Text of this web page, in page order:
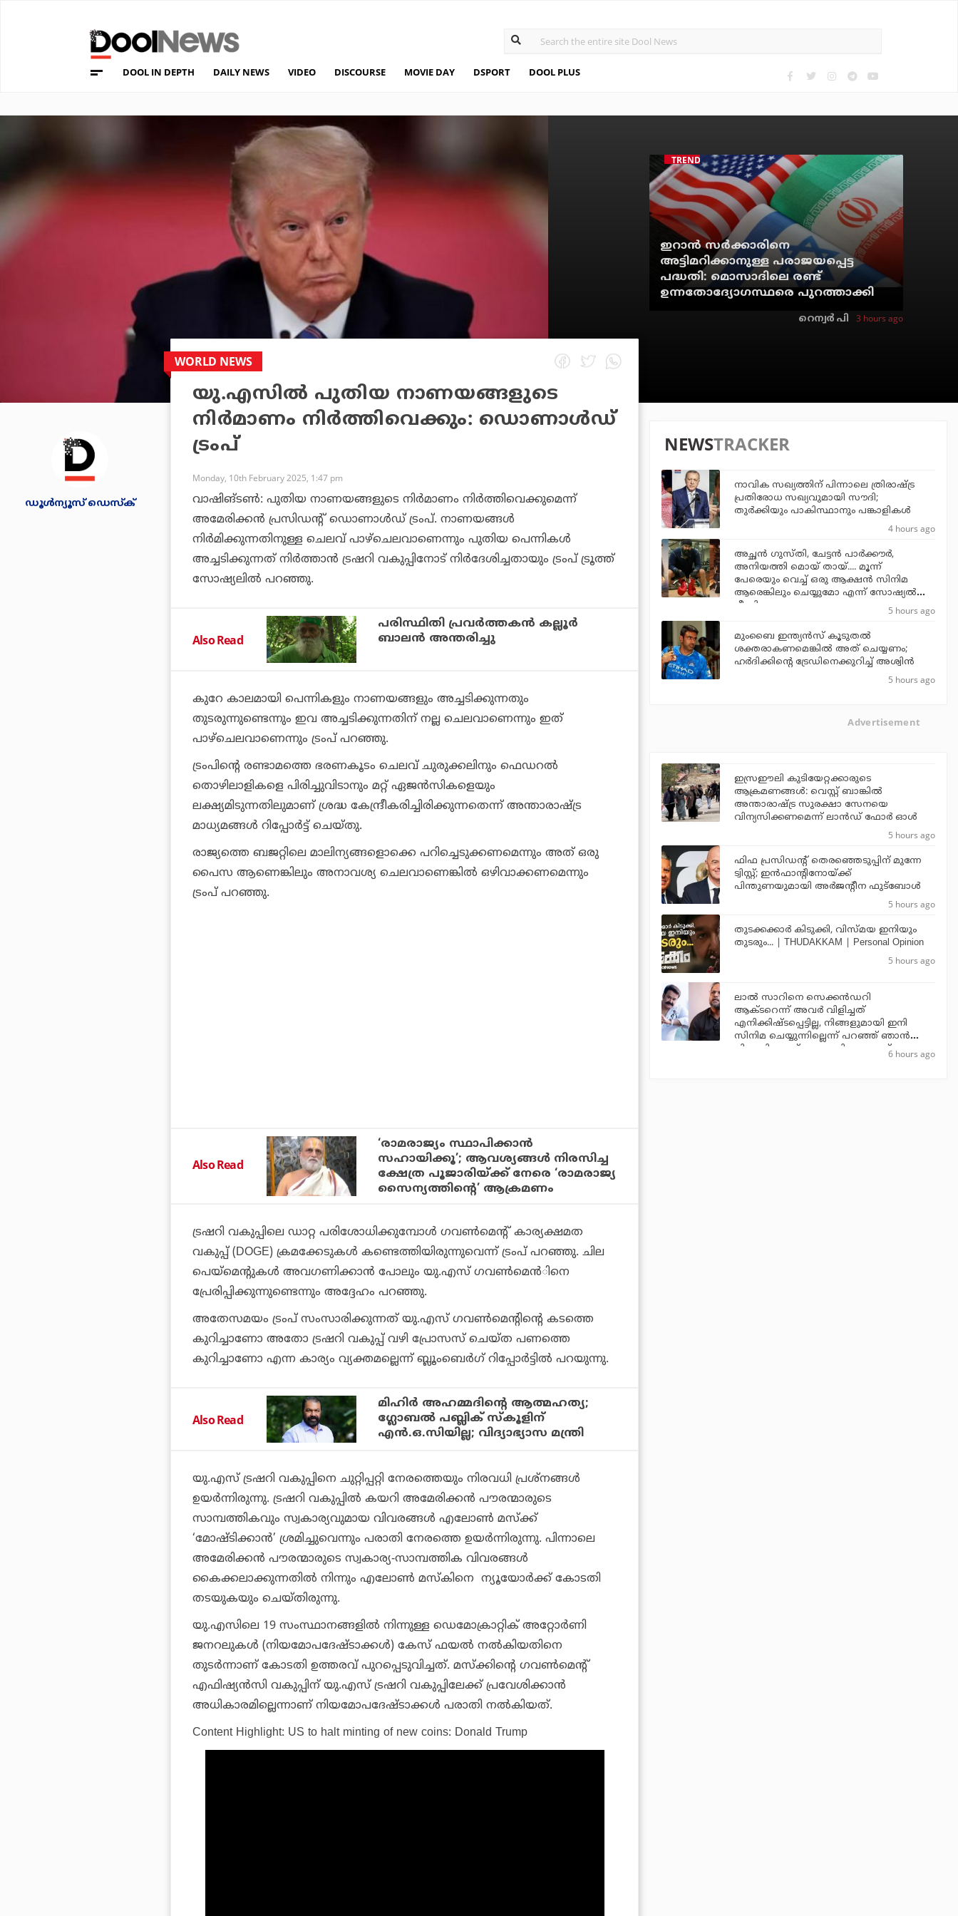
DOOL IN DEPTH DAILY NEWS VIDEO DISCOURSE MOVIE DAY DSPORT DOOL PLUS
TRENDING
ഇറാന്‍ സര്‍ക്കാരിനെ
അട്ടിമറിക്കാനുള്ള പരാജയപ്പെട്ട
പദ്ധതി: മൊസാദിലെ രണ്ട്
ഉന്നതോദ്യോഗസ്ഥരെ പുറത്താക്കി
റെന്വര്‍ പി 3 hours ago
ഡൂള്‍ന്യൂസ് ഡെസ്‌ക്
WORLD NEWS
യു.എസില്‍ പുതിയ നാണയങ്ങളുടെ
നിര്‍മാണം നിര്‍ത്തിവെക്കും: ഡൊണാള്‍ഡ്
ട്രംപ്
Monday, 10th February 2025, 1:47 pm
വാഷിങ്ടണ്‍: പുതിയ നാണയങ്ങളുടെ നിര്‍മാണം നിര്‍ത്തിവെക്കുമെന്ന്
അമേരിക്കന്‍ പ്രസിഡന്റ് ഡൊണാള്‍ഡ് ട്രംപ്. നാണയങ്ങള്‍
നിര്‍മിക്കുന്നതിനുള്ള ചെലവ് പാഴ്‌ചെലവാണെന്നും പുതിയ പെന്നികള്‍
അച്ചടിക്കുന്നത് നിര്‍ത്താന്‍ ട്രഷറി വകുപ്പിനോട് നിര്‍ദേശിച്ചതായും ട്രംപ് ട്രൂത്ത്
സോഷ്യലില്‍ പറഞ്ഞു.
Also Read
പരിസ്ഥിതി പ്രവര്‍ത്തകൻ കല്ലൂര്‍
ബാലൻ അന്തരിച്ചു
കുറേ കാലമായി പെന്നികളും നാണയങ്ങളും അച്ചടിക്കുന്നതും
തുടരുന്നുണ്ടെന്നും ഇവ അച്ചടിക്കുന്നതിന് നല്ല ചെലവാണെന്നും ഇത്
പാഴ്‌ചെലവാണെന്നും ട്രംപ് പറഞ്ഞു.
ട്രംപിന്റെ രണ്ടാമത്തെ ഭരണകൂടം ചെലവ് ചുരുക്കലിനും ഫെഡറല്‍
തൊഴിലാളികളെ പിരിച്ചുവിടാനും മറ്റ് ഏജന്‍സികളെയും
ലക്ഷ്യമിടുന്നതിലുമാണ് ശ്രദ്ധ കേന്ദ്രീകരിച്ചിരിക്കുന്നതെന്ന് അന്താരാഷ്ട്ര
മാധ്യമങ്ങള്‍ റിപ്പോര്‍ട്ട് ചെയ്തു.
രാജ്യത്തെ ബജറ്റിലെ മാലിന്യങ്ങളൊക്കെ പറിച്ചെടുക്കണമെന്നും അത് ഒരു
പൈസ ആണെങ്കിലും അനാവശ്യ ചെലവാണെങ്കില്‍ ഒഴിവാക്കണമെന്നും
ട്രംപ് പറഞ്ഞു.
Also Read
‘രാമരാജ്യം സ്ഥാപിക്കാൻ
സഹായിക്കൂ’; ആവശ്യങ്ങൾ നിരസിച്ച
ക്ഷേത്ര പൂജാരിയ്ക്ക് നേരെ ‘രാമരാജ്യ
സൈന്യത്തിന്റെ’ ആക്രമണം
ട്രഷറി വകുപ്പിലെ ഡാറ്റ പരിശോധിക്കുമ്പോള്‍ ഗവണ്‍മെന്റ് കാര്യക്ഷമത
വകുപ്പ് (DOGE) ക്രമക്കേടുകള്‍ കണ്ടെത്തിയിരുന്നുവെന്ന് ട്രംപ് പറഞ്ഞു. ചില
പെയ്‌മെന്റുകള്‍ അവഗണിക്കാന്‍ പോലും യു.എസ് ഗവണ്‍മെന്‍ിനെ
പ്രേരിപ്പിക്കുന്നുണ്ടെന്നും അദ്ദേഹം പറഞ്ഞു.
അതേസമയം ട്രംപ് സംസാരിക്കുന്നത് യു.എസ് ഗവണ്‍മെന്റിന്റെ കടത്തെ
കുറിച്ചാണോ അതോ ട്രഷറി വകുപ്പ് വഴി പ്രോസസ് ചെയ്ത പണത്തെ
കുറിച്ചാണോ എന്ന കാര്യം വ്യക്തമല്ലെന്ന് ബ്ലൂംബെര്‍ഗ് റിപ്പോര്‍ട്ടില്‍ പറയുന്നു.
Also Read
മിഹിര്‍ അഹമ്മദിന്റെ ആത്മഹത്യ;
ഗ്ലോബല്‍ പബ്ലിക് സ്‌കൂളിന്
എന്‍.ഒ.സിയില്ല; വിദ്യാഭ്യാസ മന്ത്രി
യു.എസ് ട്രഷറി വകുപ്പിനെ ചുറ്റിപ്പറ്റി നേരത്തെയും നിരവധി പ്രശ്‌നങ്ങള്‍
ഉയര്‍ന്നിരുന്നു. ട്രഷറി വകുപ്പില്‍ കയറി അമേരിക്കന്‍ പൗരന്മാരുടെ
സാമ്പത്തികവും സ്വകാര്യവുമായ വിവരങ്ങള്‍ എലോണ്‍ മസ്‌ക്ക്
‘മോഷ്ടിക്കാന്‍’ ശ്രമിച്ചുവെന്നും പരാതി നേരത്തെ ഉയര്‍ന്നിരുന്നു. പിന്നാലെ
അമേരിക്കന്‍ പൗരന്മാരുടെ സ്വകാര്യ-സാമ്പത്തിക വിവരങ്ങള്‍
കൈക്കലാക്കുന്നതില്‍ നിന്നും എലോണ്‍ മസ്‌കിനെ ന്യൂയോര്‍ക്ക് കോടതി
തടയുകയും ചെയ്തിരുന്നു.
യു.എസിലെ 19 സംസ്ഥാനങ്ങളില്‍ നിന്നുള്ള ഡെമോക്രാറ്റിക് അറ്റോര്‍ണി
ജനറലുകള്‍ (നിയമോപദേഷ്ടാക്കള്‍) കേസ് ഫയല്‍ നല്‍കിയതിനെ
തുടര്‍ന്നാണ് കോടതി ഉത്തരവ് പുറപ്പെടുവിച്ചത്. മസ്‌ക്കിന്റെ ഗവണ്‍മെന്റ്
എഫിഷ്യന്‍സി വകുപ്പിന് യു.എസ് ട്രഷറി വകുപ്പിലേക്ക് പ്രവേശിക്കാന്‍
അധികാരമില്ലെന്നാണ് നിയമോപദേഷ്ടാക്കള്‍ പരാതി നല്‍കിയത്.
Content Highlight: US to halt minting of new coins: Donald Trump
NEWSTRACKER
നാവിക സഖ്യത്തിന് പിന്നാലെ ത്രിരാഷ്ട്ര
പ്രതിരോധ സഖ്യവുമായി സൗദി;
തുര്‍ക്കിയും പാകിസ്ഥാനും പങ്കാളികള്‍
4 hours ago
അച്ഛന്‍ ഗുസ്തി, ചേട്ടന്‍ പാര്‍ക്കൗര്‍,
അനിയത്തി മൊയ് തായ്.... മൂന്ന്
പേരെയും വെച്ച് ഒരു ആക്ഷന്‍ സിനിമ
ആരെങ്കിലും ചെയ്യുമോ എന്ന് സോഷ്യല്‍
മീഡിയ
5 hours ago
മുംബൈ ഇന്ത്യന്‍സ് കൂടുതല്‍
ശക്തരാകണമെങ്കില്‍ അത് ചെയ്യണം;
ഹര്‍ദിക്കിന്റെ ട്രേഡിനെക്കുറിച്ച് അശ്വിന്‍
5 hours ago
Advertisement
ഇസ്രഈലി കുടിയേറ്റക്കാരുടെ
ആക്രമണങ്ങള്‍: വെസ്റ്റ് ബാങ്കില്‍
അന്താരാഷ്ട്ര സുരക്ഷാ സേനയെ
വിന്യസിക്കണമെന്ന് ലാന്‍ഡ് ഫോര്‍ ഓള്‍
5 hours ago
ഫിഫ പ്രസിഡന്റ് തെരഞ്ഞെടുപ്പിന് മുന്നേ
ട്വിസ്റ്റ്; ഇന്‍ഫാന്റിനോയ്ക്ക്
പിന്തുണയുമായി അര്‍ജന്റീന ഫുട്‌ബോള്‍
5 hours ago
തുടക്കക്കാര്‍ കിടുക്കി, വിസ്മയ ഇനിയും
തുടരും... | THUDAKKAM | Personal Opinion
5 hours ago
ലാല്‍ സാറിനെ സെക്കന്‍ഡറി
ആക്ടറെന്ന് അവര്‍ വിളിച്ചത്
എനിക്കിഷ്ടപ്പെട്ടില്ല, നിങ്ങളുമായി ഇനി
സിനിമ ചെയ്യുന്നില്ലെന്ന് പറഞ്ഞ് ഞാന്‍
പിന്മാറി: ജൂഡ് ആന്തണി ജോസഫ്6 hours ago